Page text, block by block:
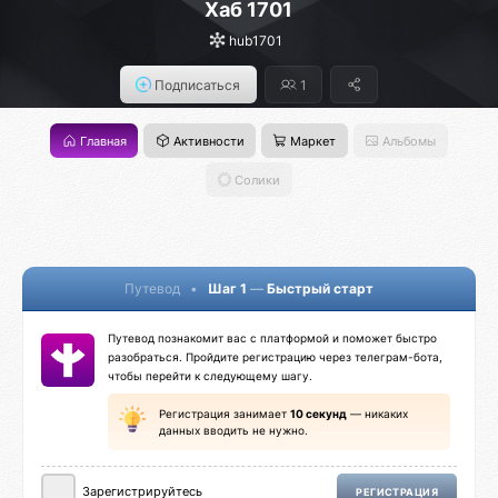
Хаб 1701
hub1701
Подписаться 1
Главная Активности Маркет Альбомы
Солики
Путевод • Шаг 1 — Быстрый старт
Путевод познакомит вас с платформой и поможет быстро
разобраться. Пройдите регистрацию через телеграм-бота,
чтобы перейти к следующему шагу.
Регистрация занимает 10 секунд — никаких
данных вводить не нужно.
Зарегистрируйтесь РЕГИСТРАЦИЯ